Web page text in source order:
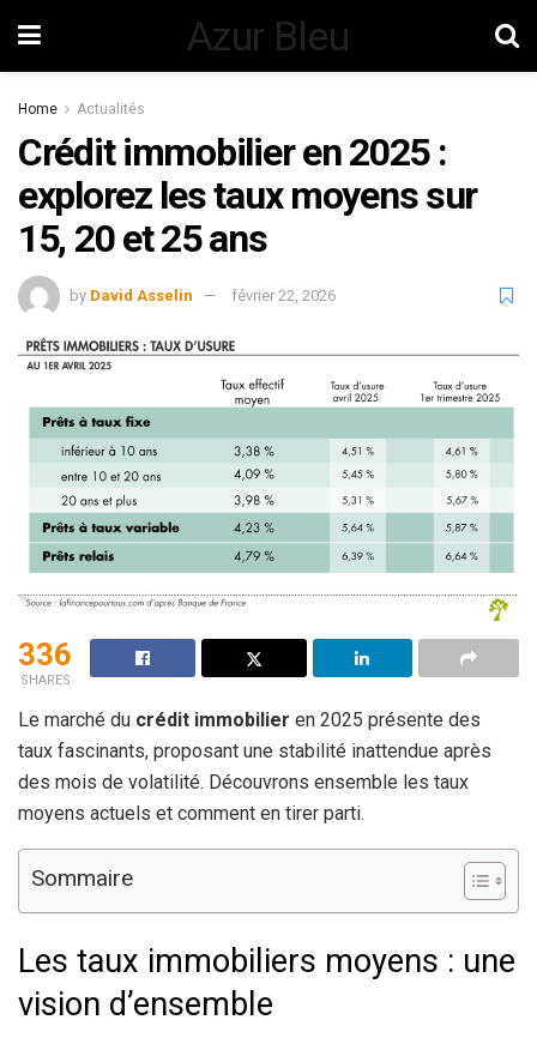
Azur Bleu
Home Actualités
Crédit immobilier en 2025 :
explorez les taux moyens sur
15, 20 et 25 ans
by David Asselin février 22, 2026
336
SHARES
Le marché du crédit immobilier en 2025 présente des
taux fascinants, proposant une stabilité inattendue après
des mois de volatilité. Découvrons ensemble les taux
moyens actuels et comment en tirer parti.
Sommaire
Les taux immobiliers moyens : une
vision d’ensemble